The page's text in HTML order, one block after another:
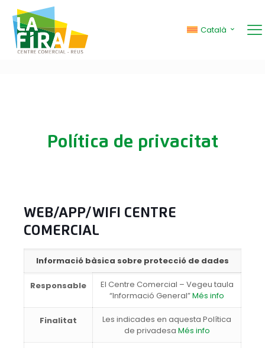
Català
Política de privacitat
WEB/APP/WIFI CENTRE
COMERCIAL
Informació bàsica sobre protecció de dades
Responsable
El Centre Comercial – Vegeu taula
“Informació General”Més info
Finalitat
Les indicades en aquesta Política
de privadesa Més info